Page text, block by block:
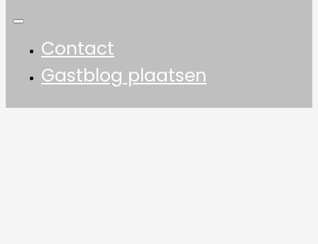
Contact
Gastblog plaatsen